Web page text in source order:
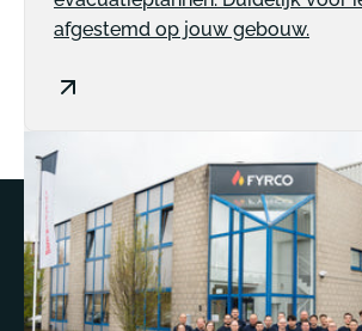
afgestemd op jouw gebouw.